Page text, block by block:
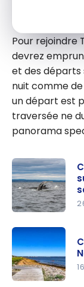
Pour rejoindre
devrez
et des départs
nuit comme
un départ est
traversée ne
panorama
Découvrir
les
baleines
sur la